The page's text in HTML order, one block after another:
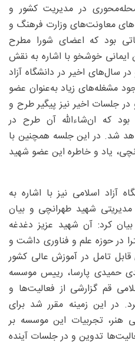
در مدیریت کشور و
معاونت‌های وزارت فرهنگ و
بود که اعضای شورا مطرح
خوشخو با اشاره به نقش
سال‌های اخیر در دانشگاه آزاد
مشغله‌های زیاد به‌عنوان عضو
جلسات اخیر نیز پیگیر طرح و
که ان‌شاءالله آن طرح در
شد. در این جلسه همچنین با
یاد و خاطره این عضو شهید
آزاد اسلامی نیز با اشاره به
شهید طهرانچی و بیان
کرد: آن شهید عزیز دغدغه
در حوزه علم و فناوری داشت و
تامل در آموزش عالی کشور
حمیدی پارسا، رییس موسسه
قم گزارشی از فعالیت‌ها و
در این زمینه مقرر شد برای
هنر، تجربیات این موسسه بر
تدوین و در جلسات آینده